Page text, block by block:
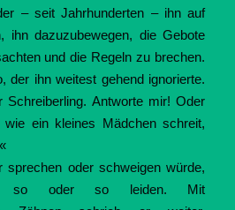
– seit Jahrhunderten – ihn auf
ihn dazuzubewegen, die Gebote
und die Regeln zu brechen.
der ihn weitest gehend ignorierte.
Schreiberling. Antworte mir! Oder
ein kleines Mädchen schreit,
oder schweigen würde,
so oder so leiden. Mit